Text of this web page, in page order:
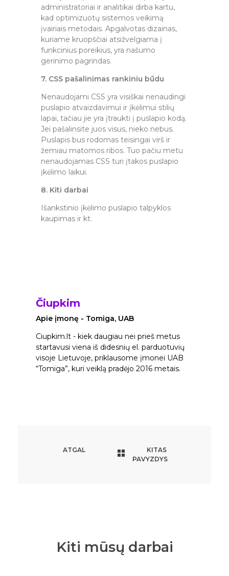
administratoriai ir analitikai dirba kartu,
kad optimizuotų sistemos veikimą
įvairiais metodais. Apgalvotas dizainas,
kuriame kruopščiai atsižvelgiama į
funkcinius poreikius, yra našumo
gerinimo pagrindas.
7. CSS pašalinimas rankiniu būdu
Nenaudojami CSS yra visiškai nenaudingi
puslapio atvaizdavimui ir įkėlimui stilių
lapai, tačiau jie yra įtraukti į puslapio kodą.
Jei pašalinsite juos visus, nieko nebus.
Puslapis bus rodomas teisingai virš ir
žemiau matomos ribos. Tuo pačiu metu
nenaudojamas CSS turi įtakos puslapio
įkėlimo laikui.
8. Kiti darbai
Išankstinio įkėlimo puslapio talpyklos
kaupimas ir kt.
Čiupkim
Apie įmonę - Tomiga, UAB
Ciupkim.lt - kiek daugiau nei prieš metus
startavusi viena iš didesnių el. parduotuvių
visoje Lietuvoje, priklausome įmonei UAB
“Tomiga”, kuri veiklą pradėjo 2016 metais.
ATGAL
KITAS
PAVYZDYS
Kiti mūsų darbai